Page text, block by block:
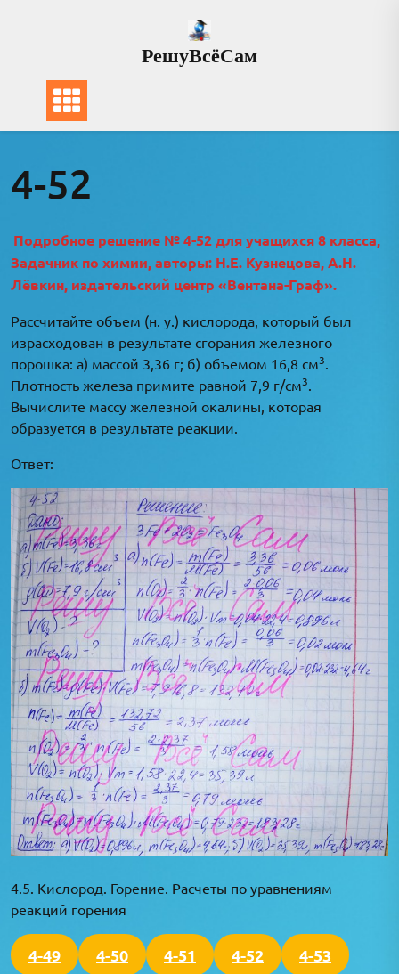
РешуВсёСам
4-52
Подробное решение № 4-52 для учащихся 8 класса,
Задачник по химии, авторы: Н.Е. Кузнецова, А.Н.
Лёвкин, издательский центр «Вентана-Граф».
Рассчитайте объем (н. у.) кислорода, который был
израсходован в результате сгорания железного
порошка: а) массой 3,36 г; б) объемом 16,8 см3
Плотность железа примите равной 7,9 г/см3
Вычислите массу железной окалины, которая
образуется в результате реакции.
Ответ:
4.5. Кислород. Горение. Расчеты по уравнениям
реакций горения
4-49 4-50 4-51 4-52 4-53